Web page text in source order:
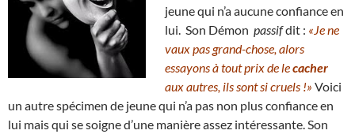
jeune qui n’a aucune confiance en
lui. Son Démon passifdit : «Je ne
vaux pas grand-chose, alors
essayons à tout prix de lecacher
aux autres, ils sont si cruels !» Voici
un autre spécimen de jeune qui n’a pas non plus confiance en
lui mais qui se soigne d’une manière assez intéressante. Son